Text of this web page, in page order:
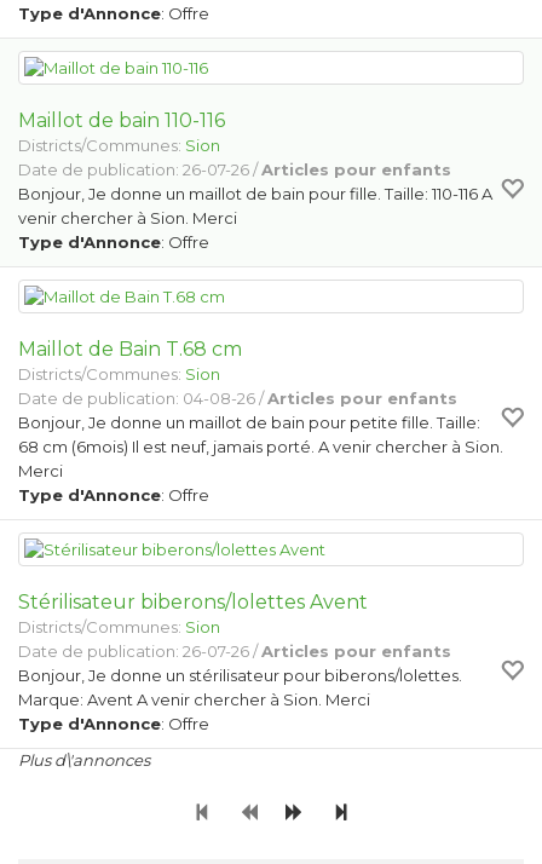
Type d'Annonce: Offre
Maillot de bain 110-116
Districts/Communes: Sion
Date de publication: 26-07-26 /Articles pour enfants
Bonjour, Je donne un maillot de bain pour fille. Taille: 110-116 A
venir chercher à Sion. Merci
Type d'Annonce: Offre
Maillot de Bain T.68 cm
Districts/Communes: Sion
Date de publication: 04-08-26 /Articles pour enfants
Bonjour, Je donne un maillot de bain pour petite fille. Taille:
68 cm (6mois) Il est neuf, jamais porté. A venir chercher à Sion.
Merci
Type d'Annonce: Offre
Stérilisateur biberons/lolettes Avent
Districts/Communes: Sion
Date de publication: 26-07-26 /Articles pour enfants
Bonjour, Je donne un stérilisateur pour biberons/lolettes.
Marque: Avent A venir chercher à Sion. Merci
Type d'Annonce: Offre
Plus d\'annonces